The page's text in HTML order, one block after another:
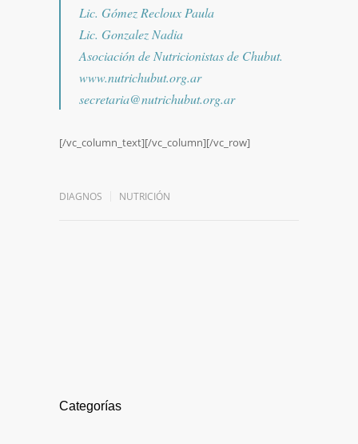
Lic. Gómez Recloux Paula
Lic. Gonzalez Nadia
Asociación de Nutricionistas de Chubut.
www.nutrichubut.org.ar
secretaria@nutrichubut.org.ar
[/vc_column_text][/vc_column][/vc_row]
DIAGNOS NUTRICIÓN
Categorías